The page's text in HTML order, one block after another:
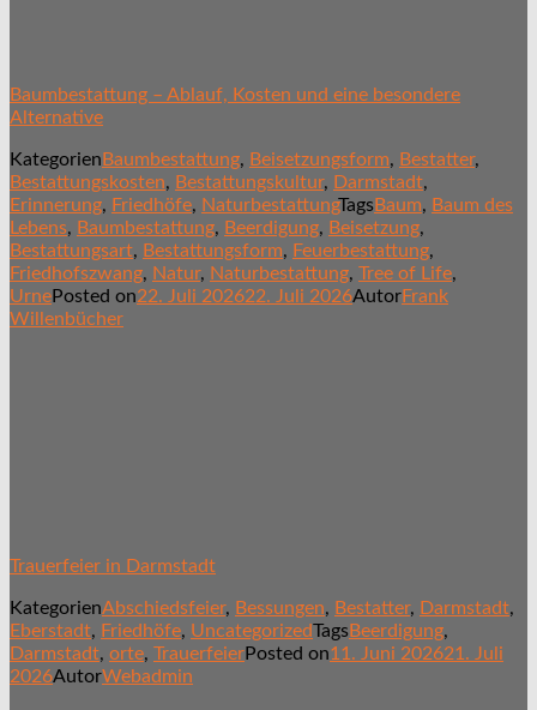
Baumbestattung – Ablauf, Kosten und eine besondere
Alternative
Kategorien Baumbestattung, Beisetzungsform, Bestatter,
Bestattungskosten, Bestattungskultur, Darmstadt,
Erinnerung, Friedhöfe, NaturbestattungTagsBaum, Baum des
Lebens, Baumbestattung, Beerdigung, Beisetzung,
Bestattungsart, Bestattungsform, Feuerbestattung,
Friedhofszwang, Natur, Naturbestattung, Tree of Life,
UrnePosted on22. Juli 202622. Juli 2026AutorFrank
Willenbücher
Trauerfeier in Darmstadt
KategorienAbschiedsfeier, Bessungen, Bestatter, Darmstadt,
Eberstadt, Friedhöfe, UncategorizedTagsBeerdigung,
Darmstadt, orte, TrauerfeierPosted on11. Juni 202621. Juli
2026AutorWebadmin